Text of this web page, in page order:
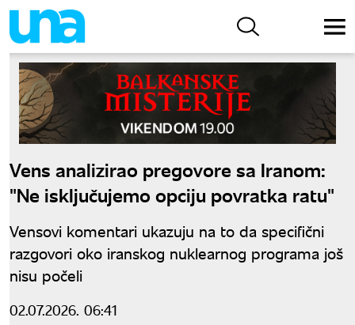
Vens analizirao pregovore sa Iranom:
"Ne isključujemo opciju povratka ratu"
Vensovi komentari ukazuju na to da specifični
razgovori oko iranskog nuklearnog programa još
nisu počeli
02.07.2026. 06:41